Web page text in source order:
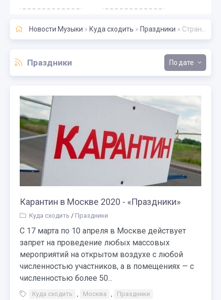
Новости Музыки » Куда сходить » Праздники » Страница 91
Праздники дате
Карантин в Москве 2020 - «Праздники»
Куда сходить / Праздники
С 17 марта по 10 апреля в Москве действует
запрет на проведение любых массовых
мероприятий на открытом воздухе с любой
численностью участников, а в помещениях — с
численностью более 50...
Куда сходить , Москва , Праздники